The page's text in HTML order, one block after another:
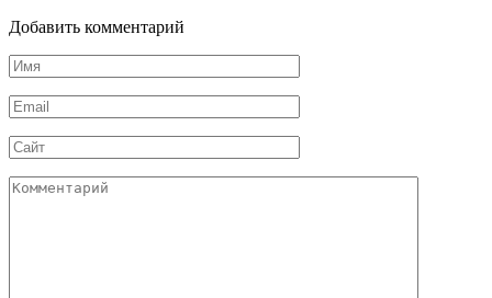
Добавить комментарий
Имя
*
Email
*
Сайт
Комментарий